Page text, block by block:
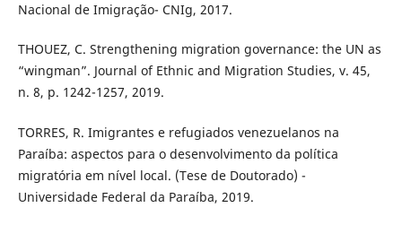
Nacional de Imigração- CNIg, 2017.
THOUEZ, C. Strengthening migration governance: the UN as
“wingman”. Journal of Ethnic and Migration Studies, v. 45,
n. 8, p. 1242-1257, 2019.
TORRES, R. Imigrantes e refugiados venezuelanos na
Paraíba: aspectos para o desenvolvimento da política
migratória em nível local. (Tese de Doutorado) -
Universidade Federal da Paraíba, 2019.